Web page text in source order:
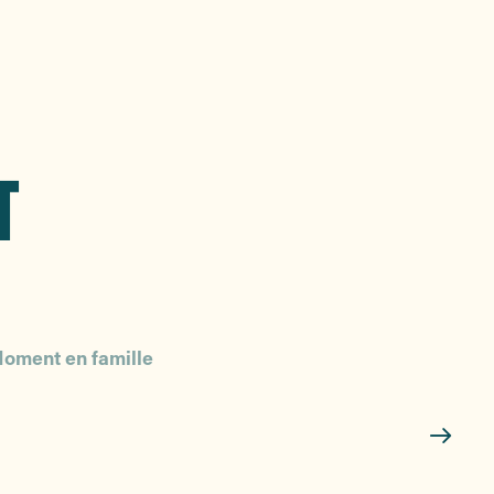
en famille